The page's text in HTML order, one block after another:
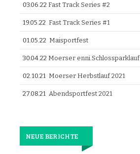
03.06.22 Fast Track Series #2
19.05.22 Fast Track Series #1
01.05.22 Maisportfest
30.04.22 Moerser enni.Schlossparklauf
02.10.21 Moerser Herbstlauf 2021
27.08.21 Abendsportfest 2021
NEUE BERICHTE